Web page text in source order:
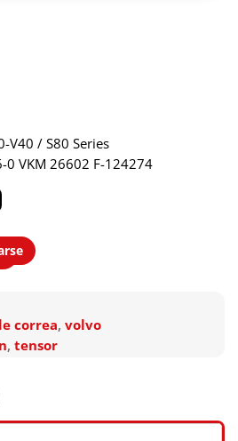
V40 / S80 Series
0 VKM 26602 F-124274
correa, volvo
, tensor